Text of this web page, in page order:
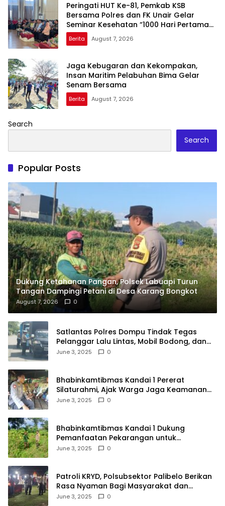
Peringati HUT Ke-81, Pemkab KSB
Bersama Polres dan FK Unair Gelar
Seminar Kesehatan “1000 Hari Pertama
Kehidupan”
Berita August 7, 2026
Jaga Kebugaran dan Kekompakan,
Insan Maritim Pelabuhan Bima Gelar
Senam Bersama
Berita August 7, 2026
Search
Search
Popular Posts
Dukung Ketahanan Pangan, Polsek Labuapi Turun
Tangan Dampingi Petani di Desa Karang Bongkot
August 7, 2026 0
Satlantas Polres Dompu Tindak Tegas
Pelanggar Lalu Lintas, Mobil Bodong, dan
Kendaraan Tak Bayar Pajak
June 3, 2025 0
Bhabinkamtibmas Kandai 1 Pererat
Silaturahmi, Ajak Warga Jaga Keamanan
Lingkungan
June 3, 2025 0
Bhabinkamtibmas Kandai 1 Dukung
Pemanfaatan Pekarangan untuk
Ketahanan Pangan Menuju Indonesia Emas
June 3, 2025 0
Patroli KRYD, Polsubsektor Palibelo Berikan
Rasa Nyaman Bagi Masyarakat dan
Antisipasi Aksi Menjurus Premanisme
June 3, 2025 0